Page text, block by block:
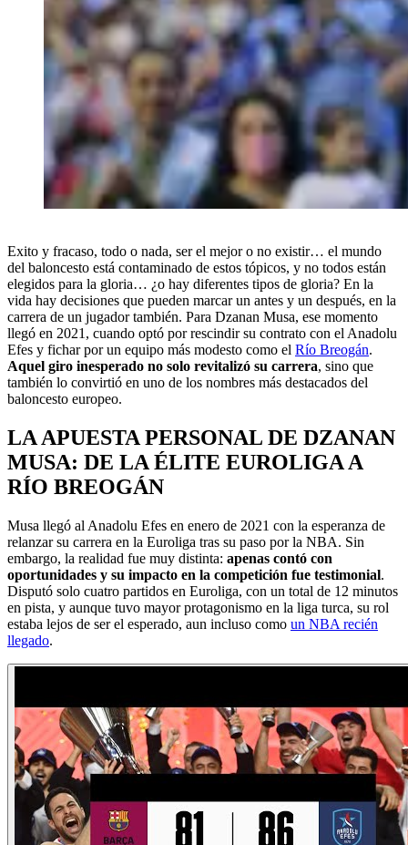
Exito y fracaso, todo o nada, ser el mejor o no existir… el mundo
del baloncesto está contaminado de estos tópicos, y no todos están
elegidos para la gloria… ¿o hay diferentes tipos de gloria? En la
vida hay decisiones que pueden marcar un antes y un después, en la
carrera de un jugador también. Para Dzanan Musa, ese momento
llegó en 2021, cuando optó por rescindir su contrato con el Anadolu
Efes y fichar por un equipo más modesto como el Río Breogán.
Aquel giro inesperado no solo revitalizó su carrera, sino que
también lo convirtió en uno de los nombres más destacados del
baloncesto europeo.
LA APUESTA PERSONAL DE DZANAN
MUSA: DE LA ÉLITE EUROLIGA A
RÍO BREOGÁN
Musa llegó al Anadolu Efes en enero de 2021 con la esperanza de
relanzar su carrera en la Euroliga tras su paso por la NBA. Sin
embargo, la realidad fue muy distinta: apenas contó con
oportunidades y su impacto en la competición fue testimonial.
Disputó solo cuatro partidos en Euroliga, con un total de 12 minutos
en pista, y aunque tuvo mayor protagonismo en la liga turca, su rol
estaba lejos de ser el esperado, aun incluso como un NBA recién
llegado.